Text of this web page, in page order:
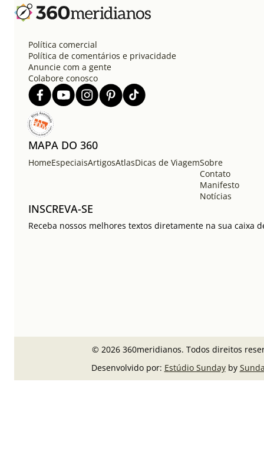
Política comercial
Política de comentários e privacidade
Anuncie com a gente
Colabore conosco
MAPA DO 360
HomeEspeciaisArtigosAtlasDicas de ViagemSobre
Contato
Manifesto
Notícias
INSCREVA-SE
Receba nossos melhores textos diretamente na sua caixa
© 2026 360meridianos. Todos direitos
Desenvolvido por: Estúdio Sundayby